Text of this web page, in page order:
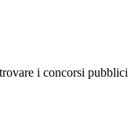
i concorsi